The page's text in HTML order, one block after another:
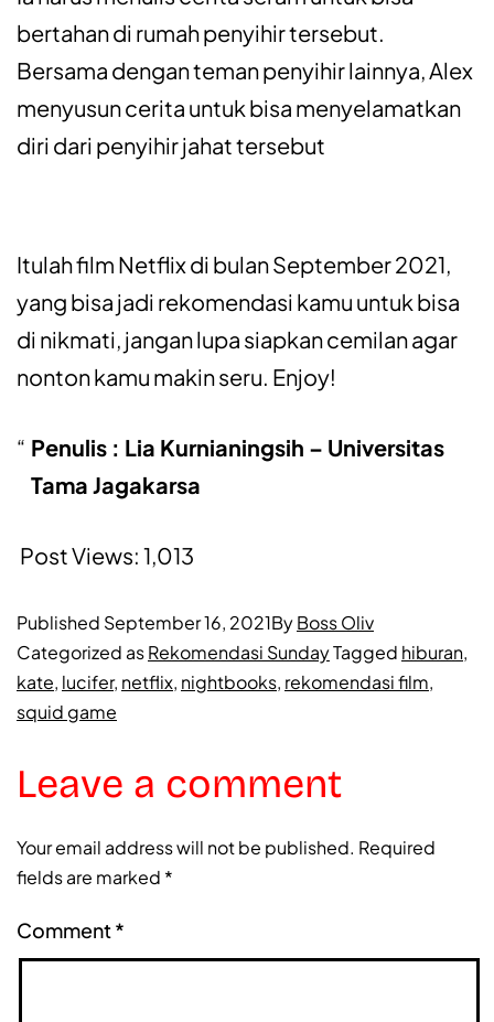
bertahan di rumah penyihir tersebut.
Bersama dengan teman penyihir lainnya, Alex
menyusun cerita untuk bisa menyelamatkan
diri dari penyihir jahat tersebut
Itulah film Netflix di bulan September 2021,
yang bisa jadi rekomendasi kamu untuk bisa
di nikmati, jangan lupa siapkan cemilan agar
nonton kamu makin seru. Enjoy!
Penulis : Lia Kurnianingsih – Universitas
Tama Jagakarsa
Post Views: 1,013
Published September 16, 2021ByBoss Oliv
Categorized asRekomendasi SundayTagged hiburan,
kate, lucifer, netflix, nightbooks, rekomendasi film,
squid game
Leave a comment
Your email address will not be published. Required
fields are marked *
Comment*